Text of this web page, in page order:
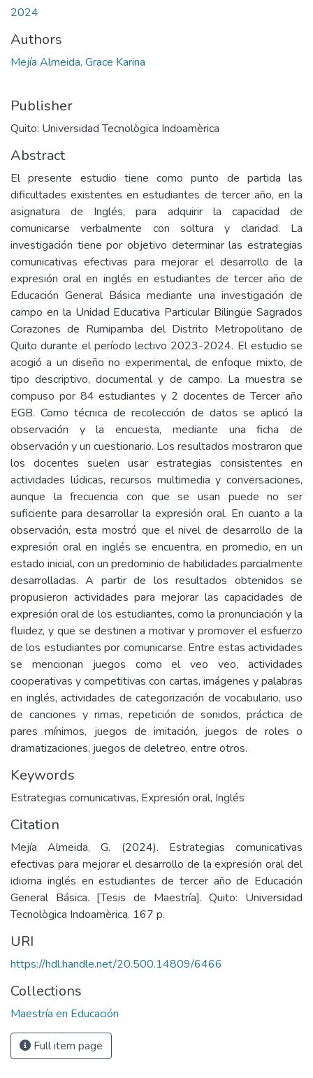
2024
Authors
Mejía Almeida, Grace Karina
Publisher
Quito: Universidad Tecnològica Indoamèrica
Abstract
El presente estudio tiene como punto de partida las
dificultades existentes en estudiantes de tercer año, en la
asignatura de Inglés, para adquirir la capacidad de
comunicarse verbalmente con soltura y claridad. La
investigación tiene por objetivo determinar las estrategias
comunicativas efectivas para mejorar el desarrollo de la
expresión oral en inglés en estudiantes de tercer año de
Educación General Básica mediante una investigación de
campo en la Unidad Educativa Particular Bilingüe Sagrados
Corazones de Rumipamba del Distrito Metropolitano de
Quito durante el período lectivo 2023-2024. El estudio se
acogió a un diseño no experimental, de enfoque mixto, de
tipo descriptivo, documental y de campo. La muestra se
compuso por 84 estudiantes y 2 docentes de Tercer año
EGB. Como técnica de recolección de datos se aplicó la
observación y la encuesta, mediante una ficha de
observación y un cuestionario. Los resultados mostraron que
los docentes suelen usar estrategias consistentes en
actividades lúdicas, recursos multimedia y conversaciones,
aunque la frecuencia con que se usan puede no ser
suficiente para desarrollar la expresión oral. En cuanto a la
observación, esta mostró que el nivel de desarrollo de la
expresión oral en inglés se encuentra, en promedio, en un
estado inicial, con un predominio de habilidades parcialmente
desarrolladas. A partir de los resultados obtenidos se
propusieron actividades para mejorar las capacidades de
expresión oral de los estudiantes, como la pronunciación y la
fluidez, y que se destinen a motivar y promover el esfuerzo
de los estudiantes por comunicarse. Entre estas actividades
se mencionan juegos como el veo veo, actividades
cooperativas y competitivas con cartas, imágenes y palabras
en inglés, actividades de categorización de vocabulario, uso
de canciones y rimas, repetición de sonidos, práctica de
pares mínimos, juegos de imitación, juegos de roles o
dramatizaciones, juegos de deletreo, entre otros.
Keywords
Estrategias comunicativas, Expresión oral, Inglés
Citation
Mejía Almeida, G. (2024). Estrategias comunicativas
efectivas para mejorar el desarrollo de la expresión oral del
idioma inglés en estudiantes de tercer año de Educación
General Básica. [Tesis de Maestría]. Quito: Universidad
Tecnològica Indoamèrica. 167 p.
URI
https://hdl.handle.net/20.500.14809/6466
Collections
Maestría en Educación
Full item page